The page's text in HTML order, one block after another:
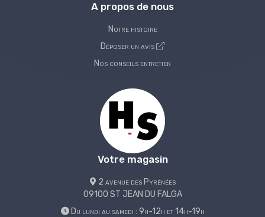
A propos de nous
Notre histoire
Déposer un avis
Nos conseils entretien
Votre magasin
2 avenue des Pyrénées
09100 ST JEAN DU FALGA
Du lundi au samedi : 9h-12h et 14h-19h